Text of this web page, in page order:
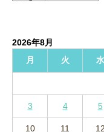
ブ
2026年8月
月
火 水
3 4 5
10 11 12